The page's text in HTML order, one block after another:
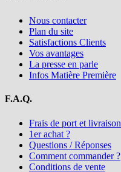
Nous contacter
Plan du site
Satisfactions Clients
Vos avantages
La presse en parle
Infos Matière Première
F.A.Q.
Frais de port et livraison
1er achat ?
Questions / Réponses
Comment commander ?
Conditions de vente